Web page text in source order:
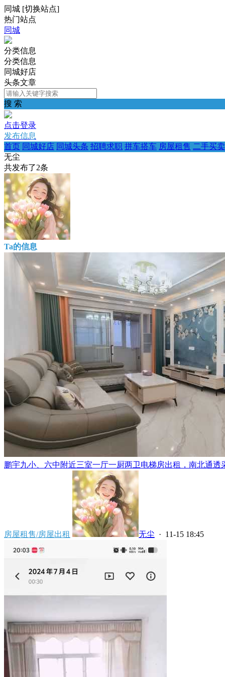
同城 [切换站点]
热门站点
同城
分类信息
分类信息
同城好店
头条文章
搜 索
点击登录
发布信息
首页 同城好店 同城头条 招聘求职 拼车搭车 房屋租售 二手买卖
无尘
共发布了2条
Ta的信息
鹏宇九小、六中附近三室一厅一厨两卫电梯房出租，南北通透
房屋租售/房屋出租 无尘 · 11-15 18:45